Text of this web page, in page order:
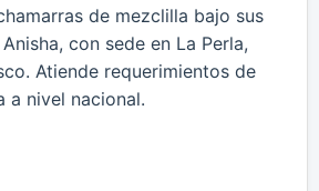
de mezclilla bajo sus
con sede en La Perla,
Atiende requerimientos de
a nivel nacional.